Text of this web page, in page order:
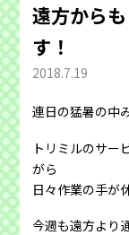
遠方から
す！
2018.7.19
連日の猛暑の中
トリミルのサー
がら
日々作業の手が
今週も遠方より